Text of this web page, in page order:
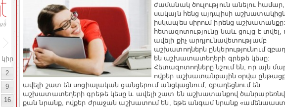
կիր
2
9
16
ժամանակ ծուլություն անելու համար,
սակայն հենց այդպիսի
իսկապես սիրում իրենց
հետազոտությունը նաև ցույց է տվել,
ավելի քիչ արդյունավետությամբ
աշխատողներն ընկերությունում
են աշխատատեղերի գրեթե կեսը:
Հետազոտողները նշում են, որ այն
ովքեր աշխատանքային օրվա
ավելի շատ են սոցիալական ցանցերում անցկացնում, զբաղեցնում են
աշխատատեղերի գրեթե կեսը և ավելի շատ են աշխատանքով
քան նրանք, ովքեր ժրաջան աշխատում են, եթե անգամ նրանք